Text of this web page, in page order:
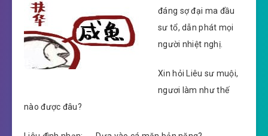
đáng sợ đại ma đầu
sư tổ, dẫn phát mọi
người nhiệt nghị.
Xin hỏi Liêu sư muội,
ngươi làm như thế
nào được đâu?